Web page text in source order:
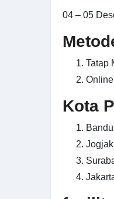
04 – 05
Tatap
Kota